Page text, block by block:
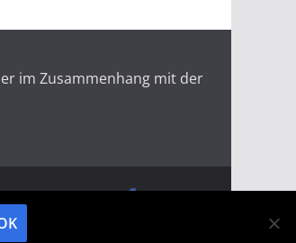
im Zusammenhang mit der